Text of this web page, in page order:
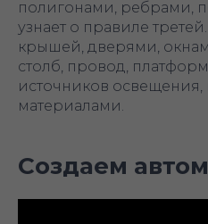
полигонами, ребрами,
узнает о правиле
крышей, дверями,
столб, провод,
источников освещения,
материалами.
Создаем